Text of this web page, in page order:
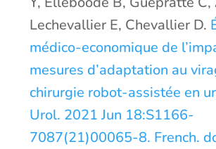
Lechevallier E, Chevallier D.
médico-economique de
mesures d’adaptation au
chirurgie robot-assistée en
Urol. 2021 Jun 18:S1166-
7087(21)00065-8. French.